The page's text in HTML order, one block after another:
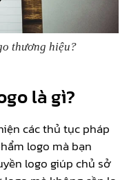
thương hiệu?
là gì?
các thủ tục pháp
logo mà bạn
logo giúp chủ sở